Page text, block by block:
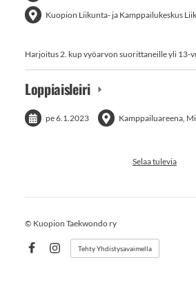
Kuopion Liikunta- ja Kamppailukeskus
Harjoitus 2. kup vyöarvon suorittaneille yli 13-
Loppiaisleiri
pe 6.1.2023 Kamppailuareena,
Selaa tulevia
© Kuopion Taekwondo ry
Instagram
Tehty Yhdistysavaimella